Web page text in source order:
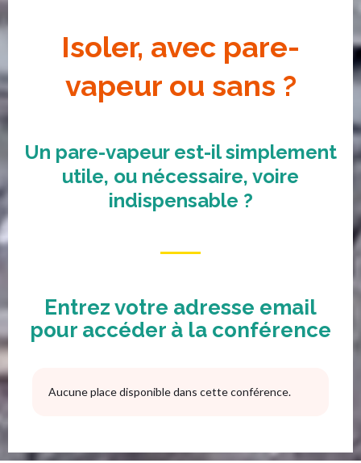
Isoler, avec pare-
vapeur ou sans ?
Un pare-vapeur est-il simplement
utile, ou nécessaire, voire
indispensable ?
Entrez votre adresse email
pour accéder à la conférence
Aucune place disponible dans cette conférence.